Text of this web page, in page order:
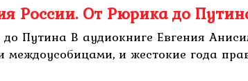
России. От Рюрика до
Путина В аудиокниге Евгения
и жестокие года